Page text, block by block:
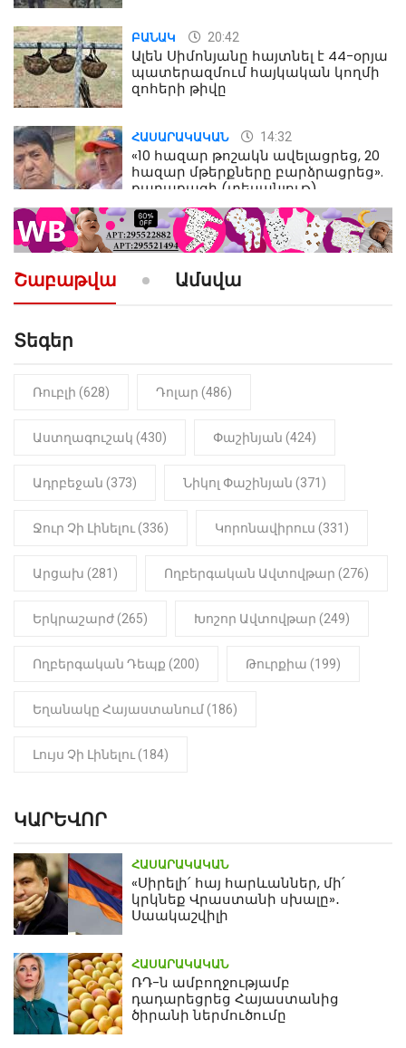
ԲԱՆԱԿ 20:42
Ալեն Սիմոնյանը հայտնել է 44-օրյա
պատերազմում հայկական կողմի
զոհերի թիվը
ՀԱՍԱՐԱԿԱԿԱՆ 14:32
«10 հազար թոշակն ավելացրեց, 20
հազար մթերքները բարձրացրեց».
քաղաքացի (տեսանյութ)
ՔԱՂԱՔԱԿԱՆ 10:52
«Լեզվիդ տալու փոխարեն
արտաբերիր այս երկու
նախադասությունը»․ Իշխան
Նիկոլ Փաշինյան
ԻՐԱԴԱՐՁԱՅԻՆ 22:01
մանկապղծության համար
մարմինը
Շաբաթվա Ամսվա
Տեգեր
Ռուբլի (628) Դոլար (486)
Աստղագուշակ (430) Փաշինյան (424)
Ադրբեջան (373) Նիկոլ Փաշինյան (371)
Ջուր Չի Լինելու (336) Կորոնավիրուս (331)
Արցախ (281) Ողբերգական Ավտովթար (276)
Երկրաշարժ (265) Խոշոր Ավտովթար (249)
Ողբերգական Դեպք (200) Թուրքիա (199)
Եղանակը Հայաստանում (186)
Լույս Չի Լինելու (184)
ԿԱՐԵՎՈՐ
ՀԱՍԱՐԱԿԱԿԱՆ
«Սիրելի՛ հայ հարևաններ, մի՛
կրկնեք Վրաստանի սխալը»․
Սաակաշվիլի
ՀԱՍԱՐԱԿԱԿԱՆ
ՌԴ-ն ամբողջությամբ
դադարեցրեց Հայաստանից
ծիրանի ներմուծումը